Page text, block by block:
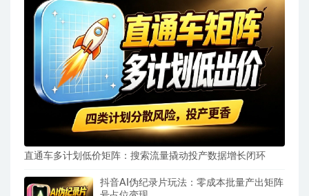
直通车多计划低价矩阵：搜索流量撬动投产数据增长闭环
抖音AI伪纪录片玩法：零成本批量产出矩阵